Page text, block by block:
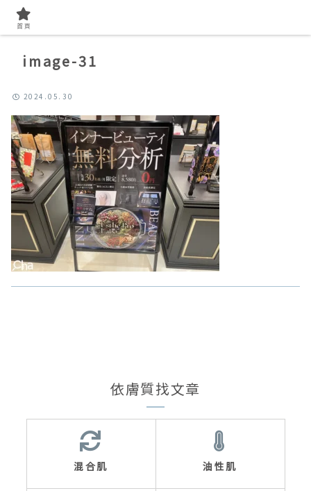
image-31
2024.05.30
依膚質找文章
混合肌 油性肌
首頁